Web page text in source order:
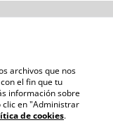
Blogs
archivos que nos
el fin que tu
información sobre
clic en "Administrar
de cookies.